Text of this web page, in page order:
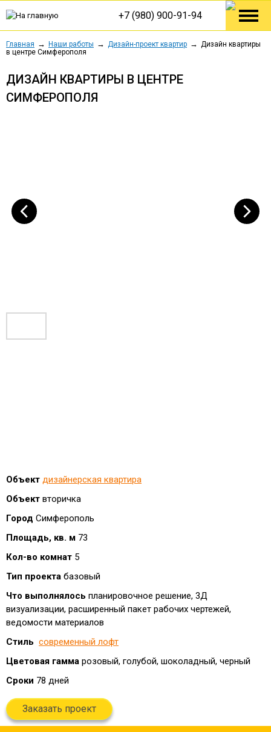
+7 (980) 900-91-94
Главная Наши работы Дизайн-проект квартир
Дизайн квартиры
в центре Симферополя
ДИЗАЙН КВАРТИРЫ В ЦЕНТРЕ
СИМФЕРОПОЛЯ
Объект дизайнерская квартира
Объект вторичка
Город Симферополь
Площадь, кв. м 73
Кол-во комнат 5
Тип проекта базовый
Что выполнялось планировочное решение, 3Д
визуализации, расширенный пакет рабочих чертежей,
ведомости материалов
Стиль современный лофт
Цветовая гамма розовый, голубой, шоколадный, черный
Сроки 78 дней
Заказать проект